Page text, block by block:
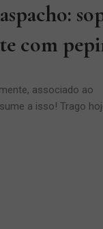
com
associado ao
a isso! Trago